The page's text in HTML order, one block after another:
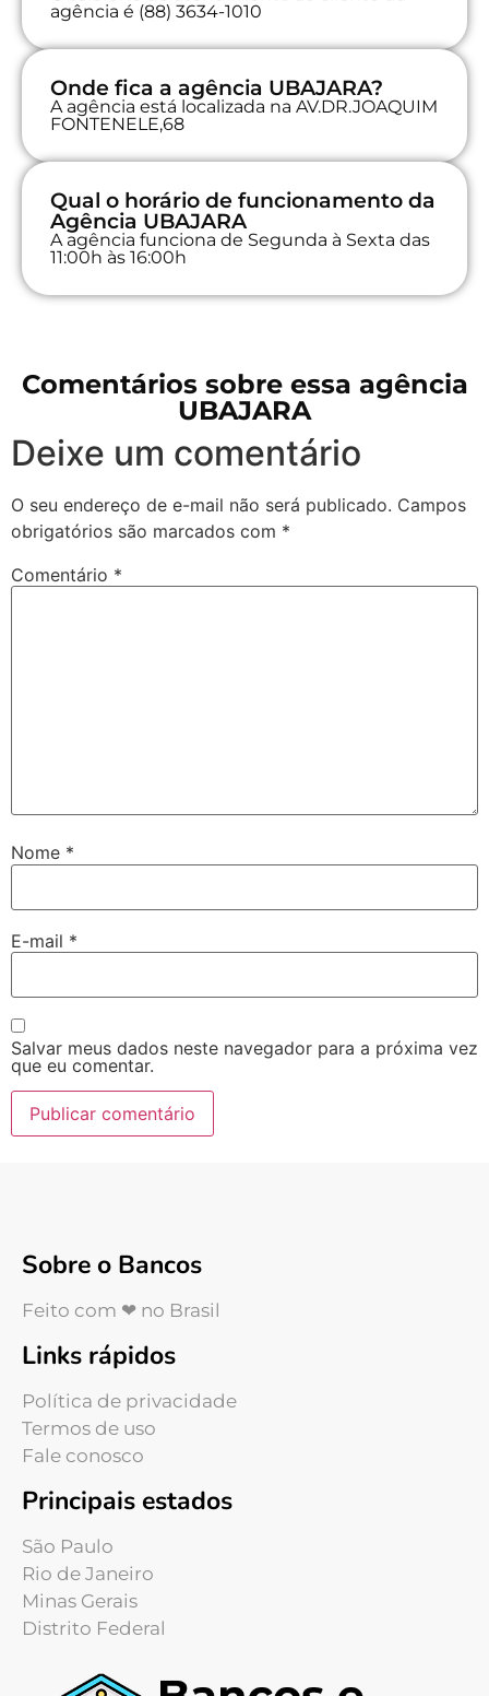
agência é (88) 3634-1010
Onde fica a agência UBAJARA?
A agência está localizada na AV.DR.JOAQUIM
FONTENELE,68
Qual o horário de funcionamento da
Agência UBAJARA
A agência funciona de Segunda à Sexta das
11:00h às 16:00h
Comentários sobre essa agência
UBAJARA
Deixe um comentário
O seu endereço de e-mail não será publicado. Campos
obrigatórios são marcados com *
Comentário *
Nome *
E-mail *
Salvar meus dados neste navegador para a próxima vez
que eu comentar.
Sobre o Bancos
Feito com ❤ no Brasil
Links rápidos
Política de privacidade
Termos de uso
Fale conosco
Principais estados
São Paulo
Rio de Janeiro
Minas Gerais
Distrito Federal